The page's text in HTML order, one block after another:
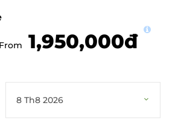
From 1,950,000đ
SÁCH